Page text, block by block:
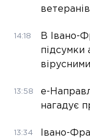
ветеранів
14:18
В Івано-
підсумки
13:58
е-
нагадує
13:34
Івано-